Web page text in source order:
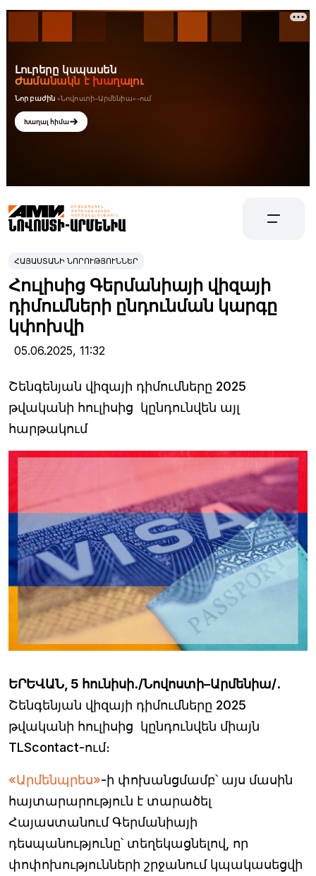
ՀԱՅԱՍՏԱՆԻ ՆՈՐՈՒԹՅՈՒՆՆԵՐ
Հուլիսից Գերմանիայի վիզայի
դիմումների ընդունման կարգը
կփոխվի
05.06.2025, 11:32
Շենգենյան վիզայի դիմումները 2025
թվականի հուլիսից կընդունվեն այլ
հարթակում
ԵՐԵՎԱՆ, 5 հունիսի․/Նովոստի–Արմենիա/․
Շենգենյան վիզայի դիմումները 2025
թվականի հուլիսից կընդունվեն միայն
TLScontact-ում։
«Արմենպրես»-ի փոխանցմամբ՝ այս մասին
հայտարարություն է տարածել
Հայաստանում Գերմանիայի
դեսպանությունը՝ տեղեկացնելով, որ
փոփոխությունների շրջանում կպակասեցվի